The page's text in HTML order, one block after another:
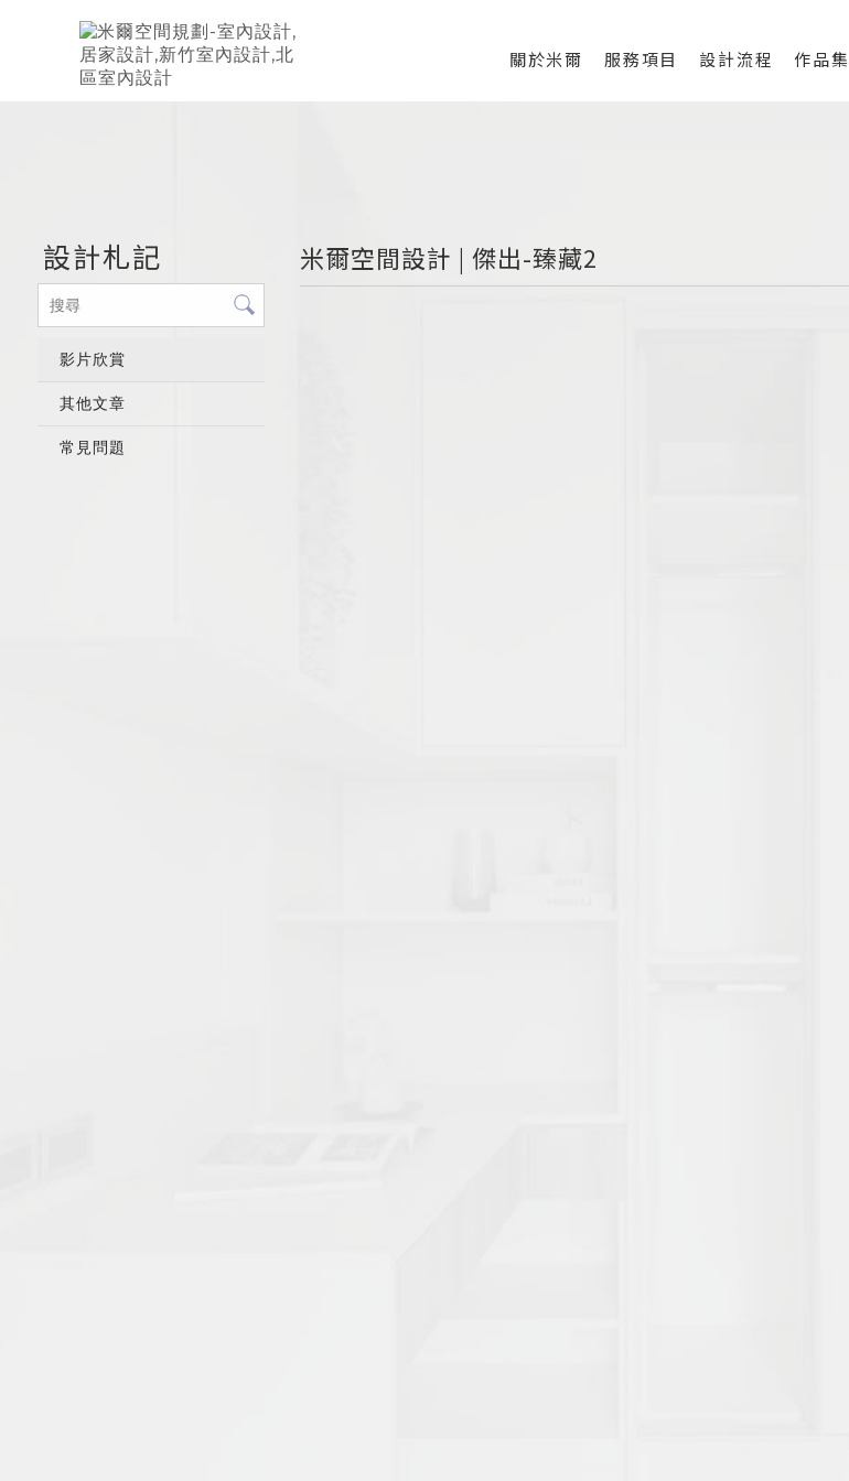
關於米爾 服務項目 設計流程 作品集
設計札記
影片欣賞
其他文章
常見問題
米爾空間設計 | 傑出-臻藏2